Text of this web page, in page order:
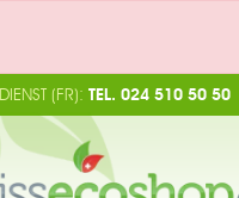
(FR): TEL. 024 510 50 50